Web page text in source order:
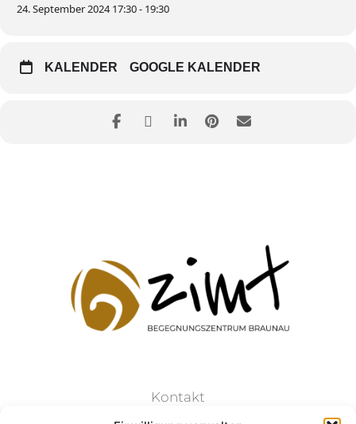
24. September 2024 17:30 - 19:30
KALENDER GOOGLE KALENDER
Kontakt